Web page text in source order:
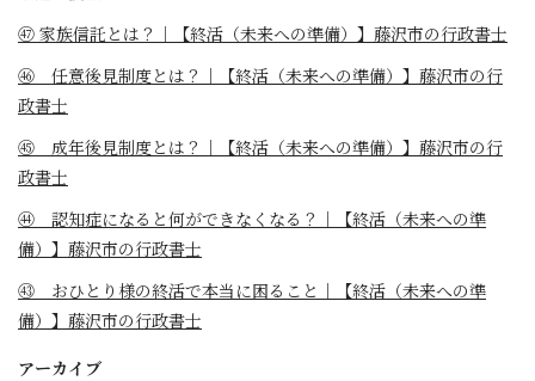
㊼ 家族信託とは？｜【終活（未来への準備）】藤沢市の行政書士
㊻ 任意後見制度とは？｜【終活（未来への準備）】藤沢市の行
政書士
㊺ 成年後見制度とは？｜【終活（未来への準備）】藤沢市の行
政書士
㊹ 認知症になると何ができなくなる？｜【終活（未来への準
備）】藤沢市の行政書士
㊸ おひとり様の終活で本当に困ること｜【終活（未来への準
備）】藤沢市の行政書士
アーカイブ